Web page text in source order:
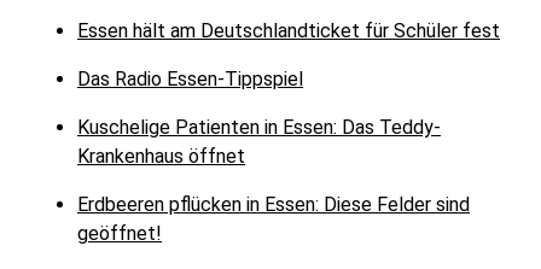
Essen hält am Deutschlandticket für Schüler fest
Das Radio Essen-Tippspiel
Kuschelige Patienten in Essen: Das Teddy-
Krankenhaus öffnet
Erdbeeren pflücken in Essen: Diese Felder sind
geöffnet!